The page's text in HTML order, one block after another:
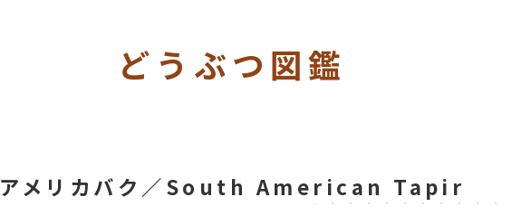
どうぶつ図鑑
アメリカバク／South American Tapir